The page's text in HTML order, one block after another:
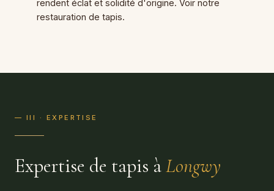
rendent éclat et solidité d'origine. Voir notre
restauration de tapis.
— III · EXPERTISE
Expertise de tapis àLongwy